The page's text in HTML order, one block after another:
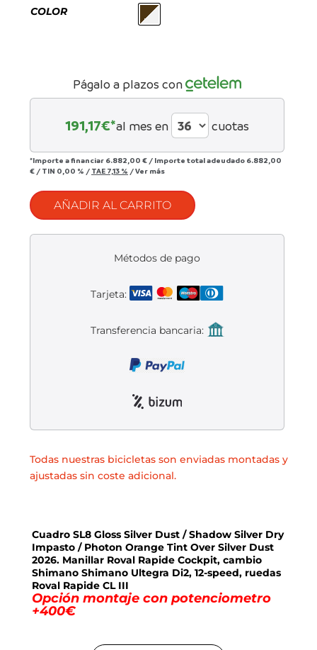
COLOR
Págalo a plazos con
191,17€*al mes en cuotas
*Importe a financiar 6.882,00 € / Importe total adeudado 6.882,00
€ / TIN 0,00 % / TAE 7,13 % /Ver más
AÑADIR AL CARRITO
Métodos de pago
Tarjeta:
Transferencia bancaria:
Todas nuestras bicicletas son enviadas montadas y
ajustadas sin coste adicional.
Cuadro SL8 Gloss Silver Dust / Shadow Silver Dry
Impasto / Photon Orange Tint Over Silver Dust
2026. Manillar Roval Rapide Cockpit, cambio
Shimano Shimano Ultegra Di2, 12-speed, ruedas
Roval Rapide CL III
Opción montaje con potenciometro
+400€